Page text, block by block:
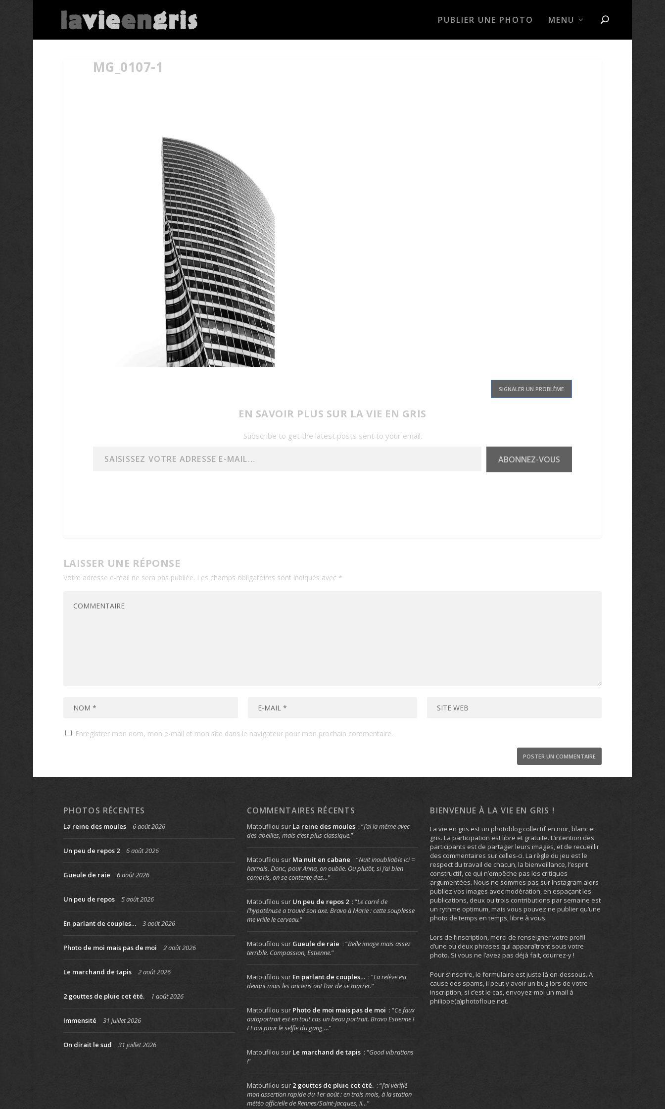
PUBLIER UNE PHOTO MENU
MG_0107-1
SIGNALER UN PROBLÈME
EN SAVOIR PLUS SUR LA VIE EN GRIS
Subscribe to get the latest posts sent to your email.
ABONNEZ-VOUS
LAISSER UNE RÉPONSE
Votre adresse e-mail ne sera pas publiée. Les champs obligatoires sont indiqués avec *
Enregistrer mon nom, mon e-mail et mon site dans le navigateur pour mon prochain commentaire.
PHOTOS RÉCENTES
La reine des moules 6 août 2026
Un peu de repos 2 6 août 2026
Gueule de raie 6 août 2026
Un peu de repos 5 août 2026
En parlant de couples… 3 août 2026
Photo de moi mais pas de moi 2 août 2026
Le marchand de tapis 2 août 2026
2 gouttes de pluie cet été. 1 août 2026
Immensité 31 juillet 2026
On dirait le sud 31 juillet 2026
COMMENTAIRES RÉCENTS
Matoufilou sur La reine des moules : “J’ai la même avec
des abeilles, mais c’est plus classique.”
Matoufilou sur Ma nuit en cabane : “Nuit inoubliable ici =
harnais. Donc, pour Anna, on oublie. Ou plutôt, si j’ai bien
compris, on se contente des…”
Matoufilou sur Un peu de repos 2 : “Le carré de
l’hypoténuse a trouvé son axe. Bravo à Marie : cette souplesse
me vrille le cerveau.”
Matoufilou sur Gueule de raie : “Belle image mais assez
terrible. Compassion, Estienne.”
Matoufilou sur En parlant de couples… : “La relève est
devant mais les anciens ont l’air de se marrer.”
Matoufilou sur Photo de moi mais pas de moi : “Ce faux
autoportrait est en tout cas un beau portrait. Bravo Estienne !
Et oui pour le selfie du gang,…”
Matoufilou sur Le marchand de tapis : “Good vibrations
!”
Matoufilou sur 2 gouttes de pluie cet été. : “J’ai vérifié
mon assertion rapide du 1er août : en trois mois, à la station
météo officielle de Rennes/Saint-Jacques, il…”
BIENVENUE À LA VIE EN GRIS !
La vie en gris est un photoblog collectif en noir, blanc et
gris. La participation est libre et gratuite. L’intention des
participants est de partager leurs images, et de recueillir
des commentaires sur celles-ci. La règle du jeu est le
respect du travail de chacun, la bienveillance, l’esprit
constructif, ce qui n’empêche pas les critiques
argumentées. Nous ne sommes pas sur Instagram alors
publiez vos images avec modération, en espaçant les
publications, deux ou trois contributions par semaine est
un rythme optimum, mais vous pouvez ne publier qu’une
photo de temps en temps, libre à vous.
Lors de l’inscription, merci de renseigner votre profil
d’une ou deux phrases qui apparaîtront sous votre
photo. Si vous ne l’avez pas déjà fait, courrez-y !
Pour s’inscrire, le formulaire est juste là en-dessous. A
cause des spams, il peut y avoir un bug lors de votre
inscription, si c’est le cas, envoyez-moi un mail à
philippe(a)photofloue.net.